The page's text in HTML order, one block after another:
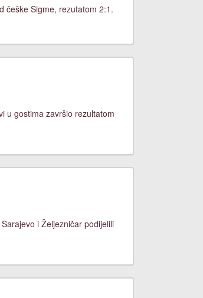
češke Sigme, rezutatom 2:1.
u gostima završio rezultatom
i Željezničar podijelili